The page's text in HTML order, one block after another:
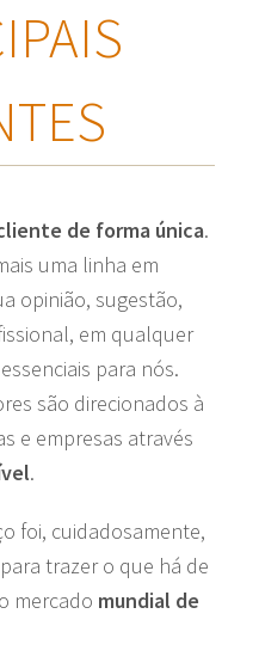
de forma única.
uma linha em
opinião, sugestão,
em qualquer
para nós.
são direcionados à
e empresas através
.
foi, cuidadosamente,
trazer o que há de
mercado mundial de